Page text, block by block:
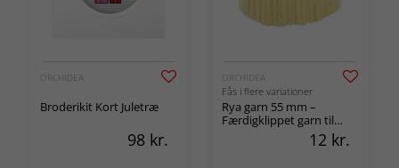
ORCHIDEA
Broderikit Kort Juletræ
98 kr.
ORCHIDEA
Fås i flere variationer
Rya garn 55 mm –
Færdigklippet garn til
12 kr.